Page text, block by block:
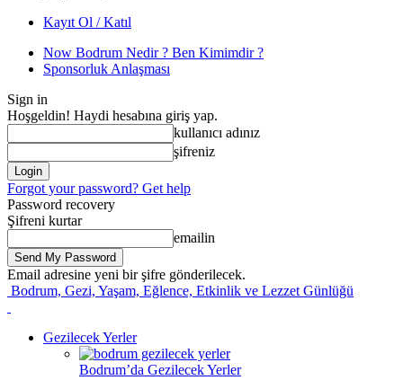
Kayıt Ol / Katıl
Now Bodrum Nedir ? Ben Kimimdir ?
Sponsorluk Anlaşması
Sign in
Hoşgeldin! Haydi hesabına giriş yap.
kullanıcı adınız
şifreniz
Forgot your password? Get help
Password recovery
Şifreni kurtar
emailin
Email adresine yeni bir şifre gönderilecek.
Bodrum, Gezi, Yaşam, Eğlence, Etkinlik ve Lezzet Günlüğü
Gezilecek Yerler
Bodrum’da Gezilecek Yerler